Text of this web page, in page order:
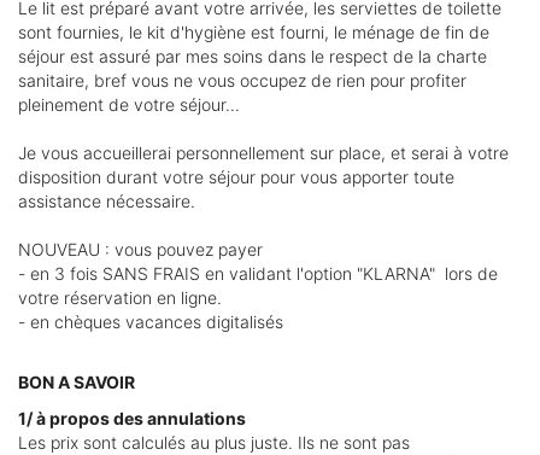
Le lit est préparé avant votre arrivée, les serviettes de toilette
sont fournies, le kit d'hygiène est fourni, le ménage de fin de
séjour est assuré par mes soins dans le respect de la charte
sanitaire, bref vous ne vous occupez de rien pour profiter
pleinement de votre séjour...
Je vous accueillerai personnellement sur place, et serai à votre
disposition durant votre séjour pour vous apporter toute
assistance nécessaire.
NOUVEAU : vous pouvez payer
- en 3 fois SANS FRAIS en validant l'option "KLARNA" lors de
votre réservation en ligne.
- en chèques vacances digitalisés
BON A SAVOIR
1/ à propos des annulations
Les prix sont calculés au plus juste. Ils ne sont pas